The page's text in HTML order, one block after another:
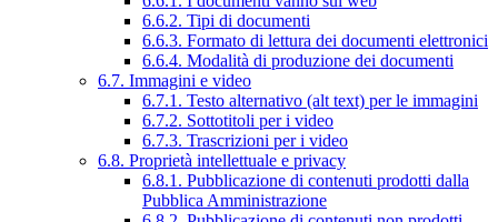
6.6.2. Tipi di documenti
6.6.3. Formato di lettura dei documenti elettronici
6.6.4. Modalità di produzione dei documenti
6.7. Immagini e video
6.7.1. Testo alternativo (alt text) per le immagini
6.7.2. Sottotitoli per i video
6.7.3. Trascrizioni per i video
6.8. Proprietà intellettuale e privacy
6.8.1. Pubblicazione di contenuti prodotti dalla
Pubblica Amministrazione